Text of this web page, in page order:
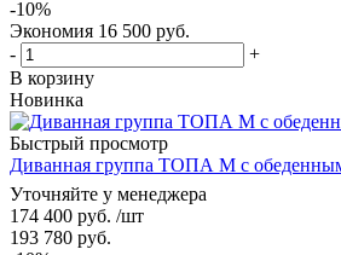
-10%
Экономия 16 500 руб.
-
+
В корзину
Новинка
Быстрый просмотр
Диванная группа ТОПА M с
Уточняйте у менеджера
174 400 руб. /шт
193 780 руб.